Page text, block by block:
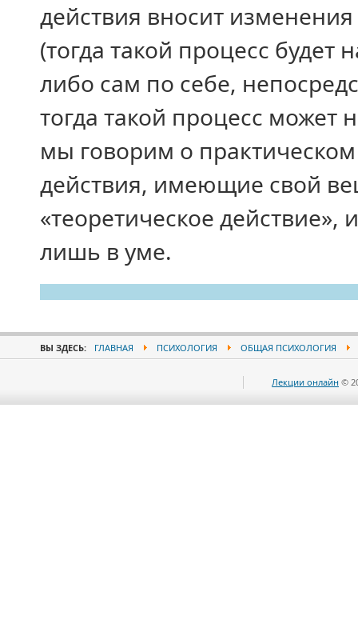
действия вносит
(тогда такой процесс
либо сам по себе,
тогда такой процесс может
мы говорим о
действия, имеющие свой
«теоретическое
лишь в уме.
ВЫ ЗДЕСЬ: ГЛАВНАЯ ПСИХОЛОГИЯ ОБЩАЯ ПСИХОЛОГИЯ
Лекции онлайн ©